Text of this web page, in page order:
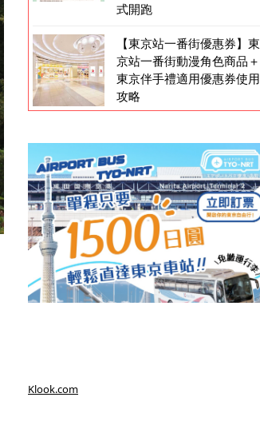
式開跑
【東京站一番街優惠券】東
京站一番街動漫角色商品＋
東京伴手禮適用優惠券使用
攻略
Klook.com